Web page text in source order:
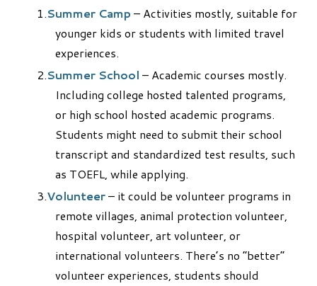
Summer Camp – Activities mostly, suitable for
younger kids or students with limited travel
experiences.
Summer School – Academic courses mostly.
Including college hosted talented programs,
or high school hosted academic programs.
Students might need to submit their school
transcript and standardized test results, such
as TOEFL, while applying.
Volunteer– it could be volunteer programs in
remote villages, animal protection volunteer,
hospital volunteer, art volunteer, or
international volunteers. There’s no “better”
volunteer experiences, students should